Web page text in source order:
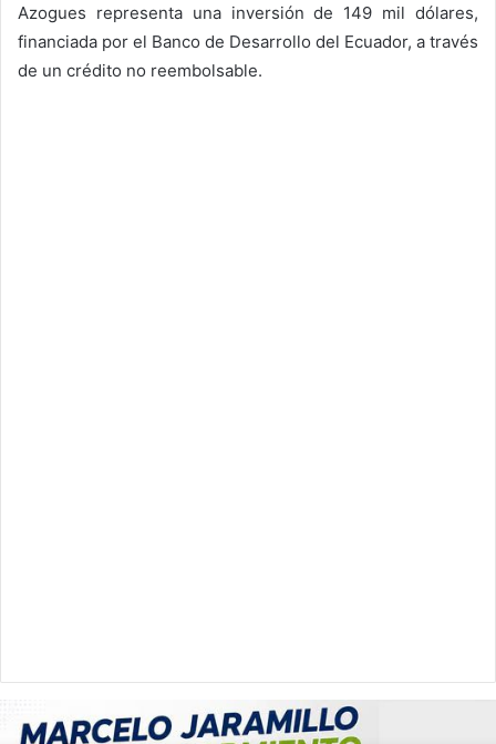
Azogues representa una inversión de 149 mil dólares,
financiada por el Banco de Desarrollo del Ecuador, a través
de un crédito no reembolsable.